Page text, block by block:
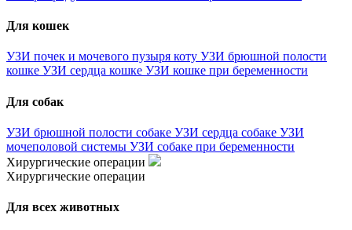
Для кошек
УЗИ почек и мочевого пузыря коту УЗИ брюшной полости
кошке УЗИ сердца кошке УЗИ кошке при беременности
Для собак
УЗИ брюшной полости собаке УЗИ сердца собаке УЗИ
мочеполовой системы УЗИ собаке при беременности
Хирургические операции
Хирургические операции
Для всех животных